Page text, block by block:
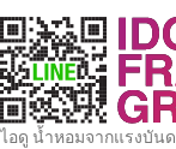
ไอดู น้ำหอมจากแรงบัน